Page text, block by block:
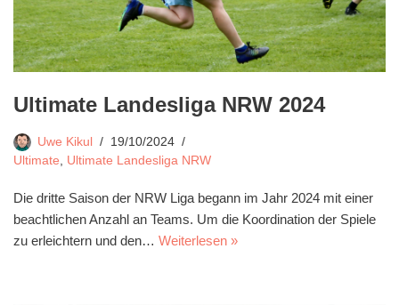
Ultimate Landesliga NRW 2024
Uwe Kikul
19/10/2024
Ultimate, Ultimate Landesliga NRW
Die dritte Saison der NRW Liga begann im Jahr 2024 mit einer
beachtlichen Anzahl an Teams. Um die Koordination der Spiele
zu erleichtern und den… Weiterlesen »